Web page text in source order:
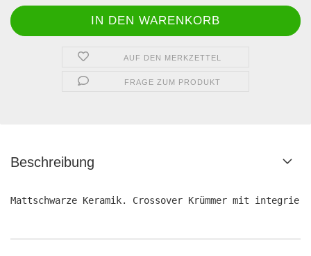
AUF DEN MERKZETTEL
FRAGE ZUM PRODUKT
Beschreibung
Mattschwarze Keramik. Crossover Krümmer mit